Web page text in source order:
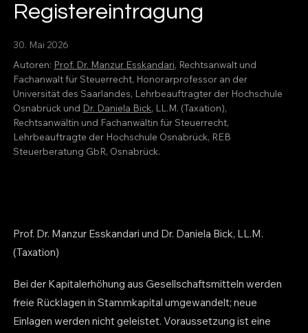
Registereintragung
30. Mai 2026
Autoren: Prof. Dr. Manzur Esskandari, Rechtsanwalt und
Fachanwalt für Steuerrecht, Honorarprofessor an der
Universität des Saarlandes, Lehrbeauftragter der Hochschule
Osnabrück und Dr. Daniela Bick, LL.M. (Taxation),
Rechtsanwältin und Fachanwältin für Steuerrecht,
Lehrbeauftragte der Hochschule Osnabrück, REB
Steuerberatung GbR, Osnabrück.
Prof. Dr. Manzur Esskandari und Dr. Daniela Bick, LL.M.
(Taxation)
Bei der Kapitalerhöhung aus Gesellschaftsmitteln werden
freie Rücklagen in Stammkapital umgewandelt; neue
Einlagen werden nicht geleistet. Voraussetzung ist eine